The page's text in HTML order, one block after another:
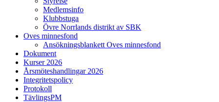
Medlemsinfo
Klubbstuga
Övre Norrlands distrikt av SBK
Oves minnesfond
Ansökningsblankett Oves minnesfond
Dokument
Kurser 2026
Årsmöteshandlingar 2026
Integritetspolicy
Protokoll
TävlingsPM